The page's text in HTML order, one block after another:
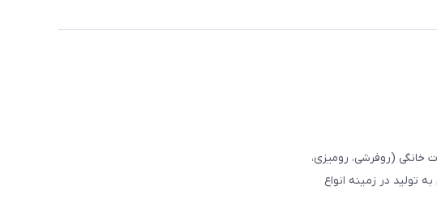
ملزومات خانگی (روفرشی، رومیزی،
تولید در زمینه انواع